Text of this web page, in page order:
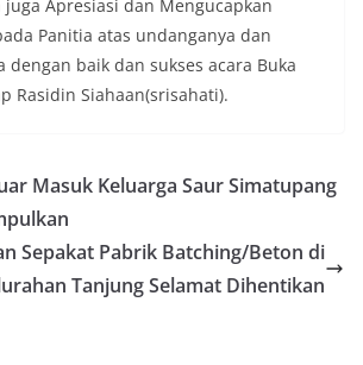
juga Apresiasi dan Mengucapkan
Panitia atas undanganya dan
dengan baik dan sukses acara Buka
Rasidin Siahaan(srisahati).
Masuk Keluarga Saur Simatupang
Sepakat Pabrik Batching/Beton di
Tanjung Selamat Dihentikan